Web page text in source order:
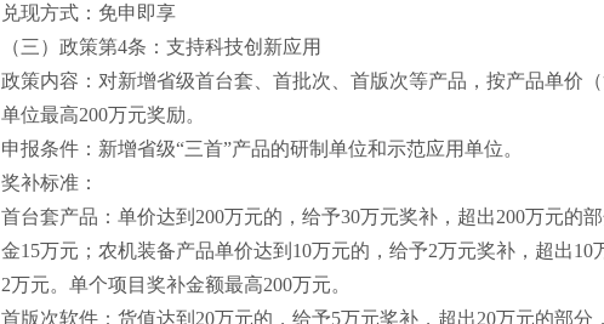
兑现方式：免申即享
（三）政策第4条：支持科技创新应用
政策内容：对新增省级首台套、首批次、首版次等产品，按产品单价
单位最高200万元奖励。
申报条件：新增省级“三首”产品的研制单位和示范应用单位。
奖补标准：
首台套产品：单价达到 200万元的，给予30万元奖补，超出200万元的
金15万元；农机装备产品单价达到10万元的，给予2万元奖补，超出
2万元。单个项目奖补金额最高200万元。
首版次软件：货值达到 20万元的，给予5万元奖补，超出20万元的部分